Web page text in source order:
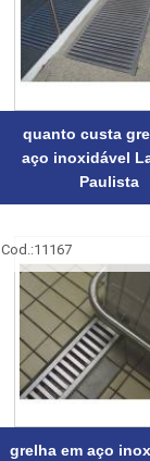
quanto custa
aço inoxidável
Paulista
Cod.:11167
grelha em aço